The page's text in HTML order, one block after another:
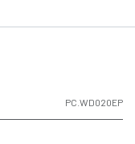
PC.WD020EP